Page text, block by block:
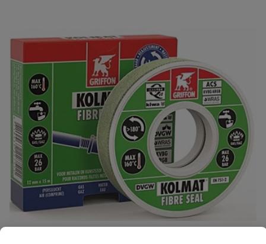
Naam
Samenvatting
Beoordeling